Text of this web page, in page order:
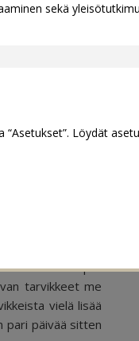
viimeinkin loput
tarvikkeet me
vielä lisää
pari päivää sitten
sekä
Löydät